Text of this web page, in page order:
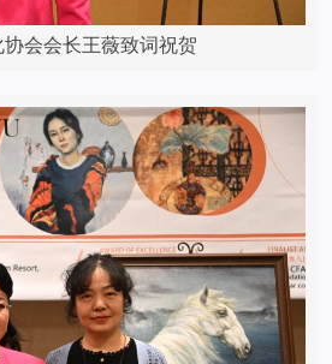
会会长王薇致词祝贺